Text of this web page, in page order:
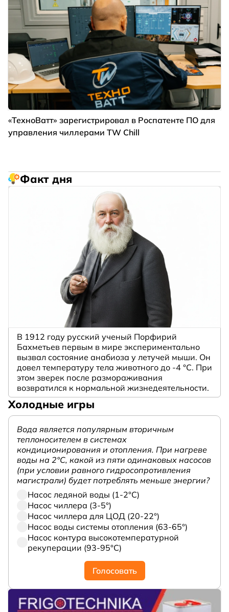
«ТехноВатт» зарегистрировал в Роспатенте ПО для
управления чиллерами TW Chill
Факт дня
В 1912 году русский ученый Порфирий
Бахметьев первым в мире экспериментально
вызвал состояние анабиоза у летучей мыши. Он
довел температуру тела животного до -4 °C. При
этом зверек после размораживания
возвратился к нормальной жизнедеятельности.
Холодные игры
Вода является популярным вторичным
теплоносителем в системах
кондиционирования и отопления. При нагреве
воды на 2°С, какой из пяти одинаковых насосов
(при условии равного гидросопротивления
магистрали) будет потреблять меньше энергии?
Насос ледяной воды (1-2°С)
Насос чиллера (3-5°)
Насос чиллера для ЦОД (20-22°)
Насос воды системы отопления (63-65°)
Насос контура высокотемпературной
рекуперации (93-95°С)
Голосовать